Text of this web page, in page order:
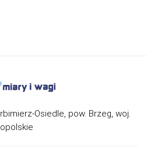
Osiedle, pow. Brzeg, woj.
opolskie